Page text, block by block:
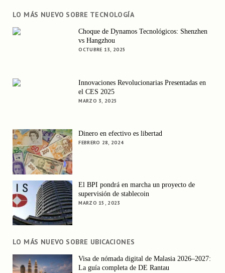
LO MÁS NUEVO SOBRE TECNOLOGÍA
Choque de Dynamos Tecnológicos: Shenzhen
vs Hangzhou
OCTUBRE 13, 2025
Innovaciones Revolucionarias Presentadas en
el CES 2025
MARZO 3, 2025
Dinero en efectivo es libertad
FEBRERO 28, 2024
El BPI pondrá en marcha un proyecto de
supervisión de stablecoin
MARZO 15, 2023
LO MÁS NUEVO SOBRE UBICACIONES
Visa de nómada digital de Malasia 2026–2027:
La guía completa de DE Rantau